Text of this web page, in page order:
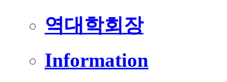
역대학회장
Information